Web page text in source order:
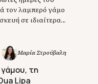
τον λαμπερό γάμο
σε ιδιαίτερα
Μαρία Στρούβαλη
γάμου, τη
Lipa